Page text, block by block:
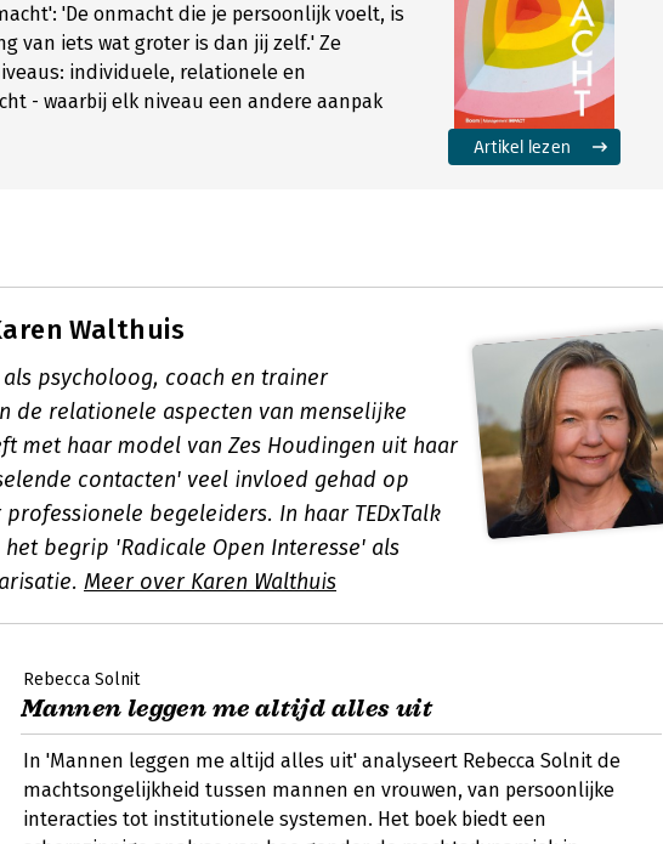
'De onmacht die je persoonlijk voelt, is
van iets wat groter is dan jij zelf.' Ze
individuele, relationele en
- waarbij elk niveau een andere aanpak
Artikel lezen
Walthuis
als psycholoog, coach en trainer
de relationele aspecten van menselijke
met haar model van Zes Houdingen uit haar
contacten' veel invloed gehad op
begeleiders. In haar TEDxTalk
begrip 'Radicale Open Interesse' als
Meer over Karen Walthuis
Rebecca Solnit
Mannen leggen me altijd alles uit
In 'Mannen leggen me altijd alles uit' analyseert Rebecca Solnit de
machtsongelijkheid tussen mannen en vrouwen, van persoonlijke
interacties tot institutionele systemen. Het boek biedt een